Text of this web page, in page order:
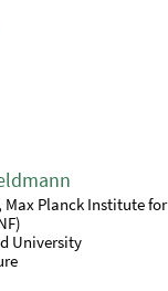
Planck Institute for
University